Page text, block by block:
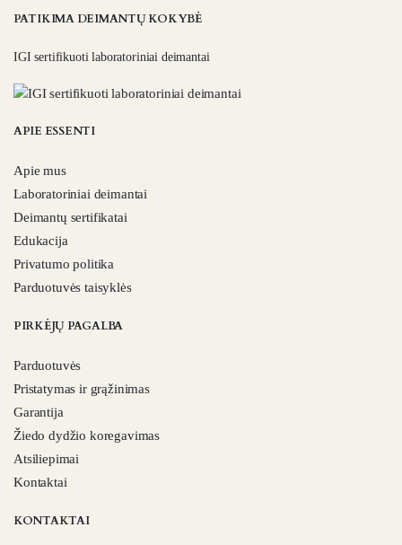
PATIKIMA DEIMANTŲ KOKYBĖ
IGI sertifikuoti laboratoriniai deimantai
APIE ESSENTI
Apie mus
Laboratoriniai deimantai
Deimantų sertifikatai
Edukacija
Privatumo politika
Parduotuvės taisyklės
PIRKĖJŲ PAGALBA
Parduotuvės
Pristatymas ir grąžinimas
Garantija
Žiedo dydžio koregavimas
Atsiliepimai
Kontaktai
KONTAKTAI